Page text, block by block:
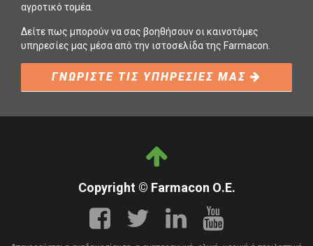
αγροτικό τομέα.
Δείτε πως μπορούν να σας βοηθήσουν οι καινοτόμες
υπηρεσίες μας μέσα από την ιστοσελίδα της Farmacon.
ΓΝΩΡΙΣΤΕ ΤΙΣ ΥΠΗΡΕΣΙΕΣ ΜΑΣ
Copyright © Farmacon Ο.Ε.